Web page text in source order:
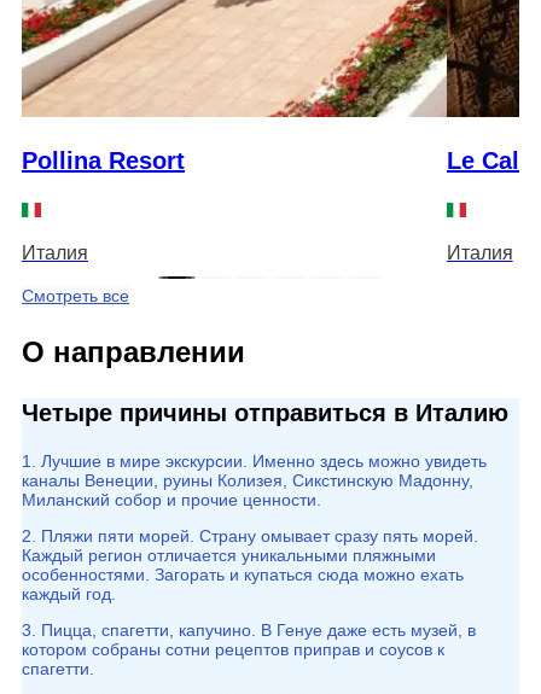
Pollina Resort
Италия
Le
Италия
Смотреть все
О направлении
Четыре причины отправиться в Италию
1. Лучшие в мире экскурсии. Именно здесь можно увидеть
каналы Венеции, руины Колизея, Сикстинскую Мадонну,
Миланский собор и прочие ценности.
2. Пляжи пяти морей. Страну омывает сразу пять морей.
Каждый регион отличается уникальными пляжными
особенностями. Загорать и купаться сюда можно ехать
каждый год.
3. Пицца, спагетти, капучино. В Генуе даже есть музей, в
котором собраны сотни рецептов приправ и соусов к
спагетти.